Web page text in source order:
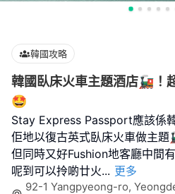
韓國攻略
韓國臥床火車主題酒店🚂！
🤩
Stay Express Passport應該係
佢地以復古英式臥床火車做主題
但同時又好Fushion地客廳中間
呢到可以拎啲廿火... 更多
92-1 Yangpyeong-ro,